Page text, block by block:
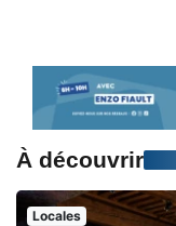
À découvrir
Locales